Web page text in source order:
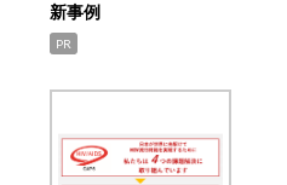
新事例
PR